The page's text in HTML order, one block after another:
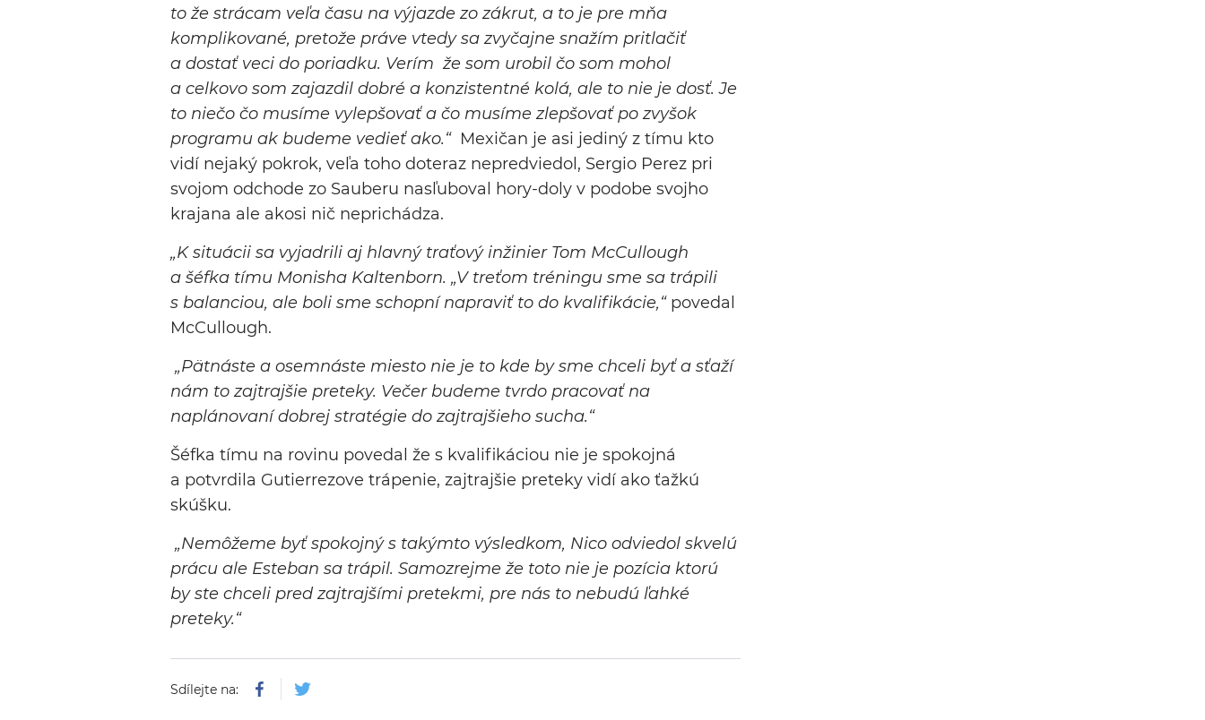
to že strácam veľa času na výjazde zo zákrut, a to je pre mňa
komplikované, pretože práve vtedy sa zvyčajne snažím pritlačiť
a dostať veci do poriadku. Verím že som urobil čo som mohol
a celkovo som zajazdil dobré a konzistentné kolá, ale to nie je dosť. Je
to niečo čo musíme vylepšovať a čo musíme zlepšovať po zvyšok
programu ak budeme vedieť ako.“ Mexičan je asi jediný z tímu kto
vidí nejaký pokrok, veľa toho doteraz nepredviedol, Sergio Perez pri
svojom odchode zo Sauberu nasľuboval hory-doly v podobe svojho
krajana ale akosi nič neprichádza.
„K situácii sa vyjadrili aj hlavný traťový inžinier Tom McCullough
a šéfka tímu Monisha Kaltenborn. „V treťom tréningu sme sa trápili
s balanciou, ale boli sme schopní napraviť to do kvalifikácie,“ povedal
McCullough.
„Pätnáste a osemnáste miesto nie je to kde by sme chceli byť a sťaží
nám to zajtrajšie preteky. Večer budeme tvrdo pracovať na
naplánovaní dobrej stratégie do zajtrajšieho sucha.“
Šéfka tímu na rovinu povedal že s kvalifikáciou nie je spokojná
a potvrdila Gutierrezove trápenie, zajtrajšie preteky vidí ako ťažkú
skúšku.
„Nemôžeme byť spokojný s takýmto výsledkom, Nico odviedol skvelú
prácu ale Esteban sa trápil. Samozrejme že toto nie je pozícia ktorú
by ste chceli pred zajtrajšími pretekmi, pre nás to nebudú ľahké
preteky.“
Sdílejte na: